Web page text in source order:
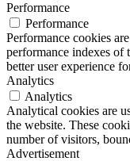
Performance
Performance
Performance cookies
performance indexes of
better user experience
Analytics
Analytics
Analytical cookies are
the website. These
number of visitors,
Advertisement